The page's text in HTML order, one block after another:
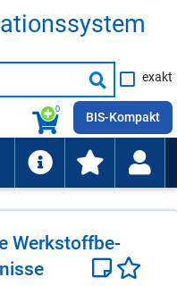
Suche
starten
exakt
0
BIS-Kompakt
Werk­stoff­be-